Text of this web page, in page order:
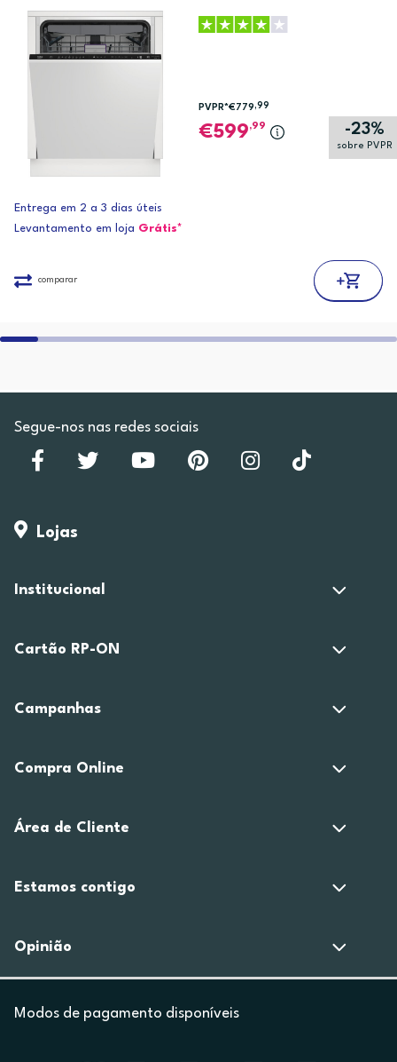
-23%
sobre PVPR
PVPR*€779,99
599,99
Entrega em 2 a 3 dias úteis
Levantamento em loja Grátis*
comparar
Segue-nos nas redes sociais
Lojas
Institucional
Cartão RP-ON
Campanhas
Compra Online
Área de Cliente
Estamos contigo
Opinião
Modos de pagamento disponíveis